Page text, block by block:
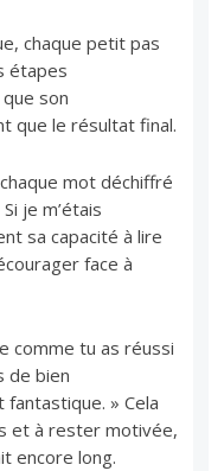
chaque petit pas
étapes
son
que le résultat final.
mot déchiffré
je m’étais
sa capacité à lire
face à
comme tu as réussi
de bien
» Cela
et à rester motivée,
encore long.